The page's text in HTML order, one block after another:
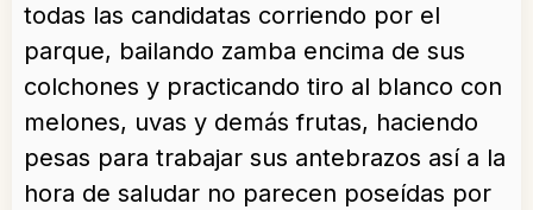
todas las candidatas corriendo por el
parque, bailando zamba encima de sus
colchones y practicando tiro al blanco con
melones, uvas y demás frutas, haciendo
pesas para trabajar sus antebrazos así a la
hora de saludar no parecen poseídas por